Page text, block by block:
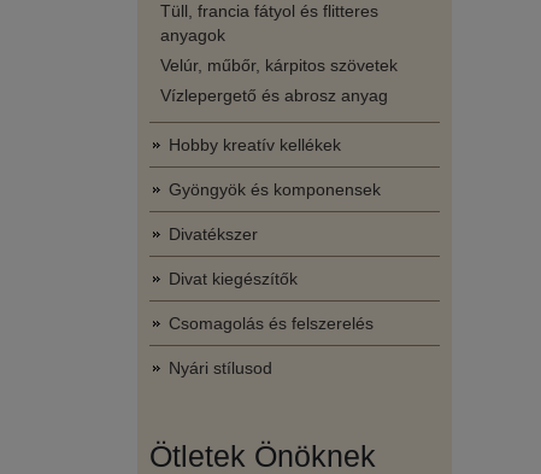
Tüll, francia fátyol és flitteres
anyagok
Velúr, műbőr, kárpitos szövetek
Vízlepergető és abrosz anyag
Hobby kreatív kellékek
Gyöngyök és komponensek
Divatékszer
Divat kiegészítők
Csomagolás és felszerelés
Nyári stílusod
Ötletek Önöknek